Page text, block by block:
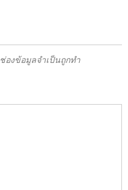
ช่องข้อมูลจำเป็นถูกทำ